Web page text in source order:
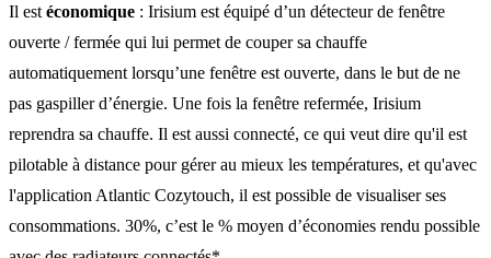
Il est économique : Irisium est équipé d’un détecteur de fenêtre
ouverte / fermée qui lui permet de couper sa chauffe
automatiquement lorsqu’une fenêtre est ouverte, dans le but de ne
pas gaspiller d’énergie. Une fois la fenêtre refermée, Irisium
reprendra sa chauffe. Il est aussi connecté, ce qui veut dire qu'il est
pilotable à distance pour gérer au mieux les températures, et qu'avec
l'application Atlantic Cozytouch, il est possible de visualiser ses
consommations. 30%, c’est le % moyen d’économies rendu possible